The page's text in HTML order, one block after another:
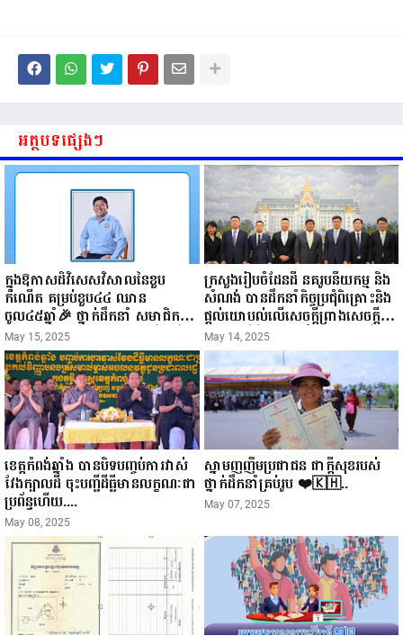
អត្ថបទផ្សេងៗ
ក្នុងឱកាសដ៏វិសេសវិសាលនៃខួប
កំណើត គម្រប់ខួប៤៤ ឈាន
ចូល៤៥ឆ្នាំ🎉 ថ្នាក់ដឹកនាំ សមាជិក
សមាជិកា នៃក្រុមគ្រួសារកម្មវិធីអាជីវ
កម្មចល័ត និងកម្មករសំណង់ សូមគោរព
ជូនពរ ជូនចំពោះ ឯកឧត្តម សាយ
សំអាល់ ប្រធានសហភាពសហព័ន្ធ
យុវជនកម្ពុជា រាធានីភ្នំពេញ សូមទទួល
បាននូវ សុខភាពល្អបរិបូរណ៍
កម្លាំងមាំមួន បញ្ញាញាណវាងវៃ
អាយុយឺនយូរ ...
May 15, 2025
ក្រសួងរៀបចំដែនដី នគរូបនីយកម្ម និង
សំណង់ បានដឹកនាំកិច្ចប្រជុំពិគ្រោះនិង
ផ្តល់យោបល់លើសេចក្តីព្រាងសេចក្តី
ណែនាំស្តីពី "ការពង្រឹងនិងការបង្កើន
ប្រសិទ្ធភាពការសិក្សាគម្រោងប្លង់ និង
ការត្រួតពិនិត្យនិងបញ្ជាក់សំណង់"...
May 14, 2025
ខេត្តកំពង់ឆ្នាំង បានបិទបញ្ចប់ការវាស់
វែងក្បាលដី ចុះបញ្ជីដីធ្លីមានលក្ខណៈជា
ប្រព័ន្ធហើយ....
May 08, 2025
ស្នាមញញឹមប្រជាជន ជាក្តីសុខរបស់
ថ្នាក់ដឹកនាំគ្រប់រូប ❤️🇰🇭..
May 07, 2025